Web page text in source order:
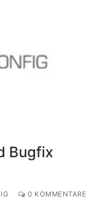
Bugfix
0 KOMMENTARE